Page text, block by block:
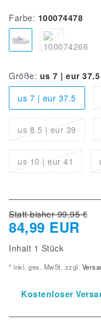
Farbe: 100074478
Größe: us 7 | eur 37.5
us 7 | eur 37.5
us 8.5 | eur 39
us 10 | eur 41
Statt bisher 99,95 €
84,99 EUR
Inhalt 1 Stück
* inkl. ges. MwSt. zzgl.
Kostenloser